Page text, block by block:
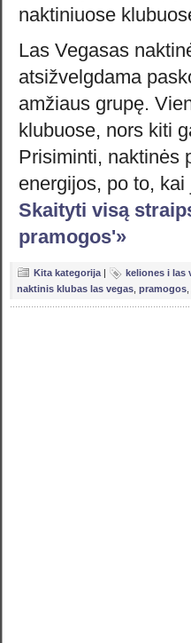
naktiniuose
Las Vegasas
atsižvelgdama
amžiaus grupę.
klubuose, nors kiti
Prisiminti, naktinės
energijos, po to,
Skaityti visą
pramogos'»
Kita kategorija | keliones i las
naktinis klubas las vegas pramogos